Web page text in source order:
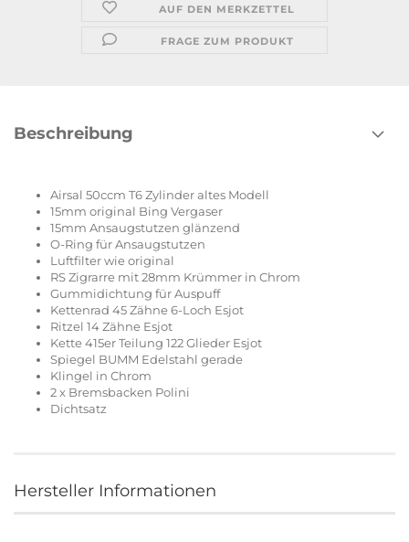
AUF DEN MERKZETTEL
FRAGE ZUM PRODUKT
Beschreibung
Airsal 50ccm T6 Zylinder altes Modell
15mm original Bing Vergaser
15mm Ansaugstutzen glänzend
O-Ring für Ansaugstutzen
Luftfilter wie original
RS Zigrarre mit 28mm Krümmer in Chrom
Gummidichtung für Auspuff
Kettenrad 45 Zähne 6-Loch Esjot
Ritzel 14 Zähne Esjot
Kette 415er Teilung 122 Glieder Esjot
Spiegel BUMM Edelstahl gerade
Klingel in Chrom
2 x Bremsbacken Polini
Dichtsatz
Hersteller Informationen